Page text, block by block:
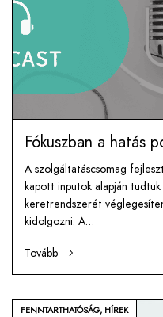
Fókuszban a hatás
A szolgáltatáscsomag
kapott inputok alapján
keretrendszerét
kidolgozni. A…
Tovább
FENNTARTHATÓSÁG, HÍREK